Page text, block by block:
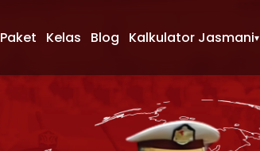
Paket Kelas Blog Kalkulator Jasmani▾